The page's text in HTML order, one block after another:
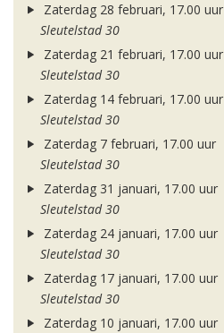
Zaterdag 28 februari, 17.00 uur
Sleutelstad 30
Zaterdag 21 februari, 17.00 uur
Sleutelstad 30
Zaterdag 14 februari, 17.00 uur
Sleutelstad 30
Zaterdag 7 februari, 17.00 uur
Sleutelstad 30
Zaterdag 31 januari, 17.00 uur
Sleutelstad 30
Zaterdag 24 januari, 17.00 uur
Sleutelstad 30
Zaterdag 17 januari, 17.00 uur
Sleutelstad 30
Zaterdag 10 januari, 17.00 uur